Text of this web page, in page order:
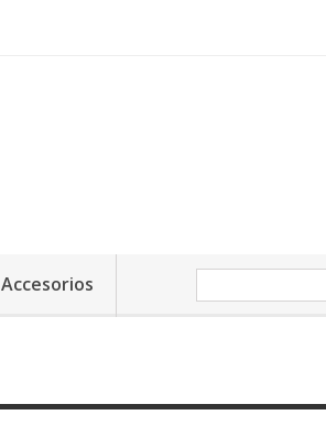
Accesorios